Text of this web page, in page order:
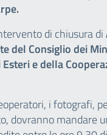
di chiusura di
del Consiglio dei
e della
i fotografi,
dovranno mandare